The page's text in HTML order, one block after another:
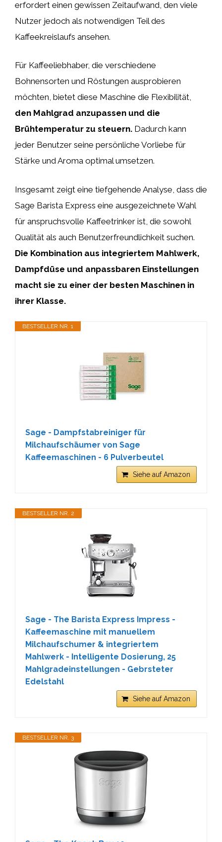
erfordert einen gewissen Zeitaufwand, den viele
Nutzer jedoch als notwendigen Teil des
Kaffeekreislaufs ansehen.
Für Kaffeeliebhaber, die verschiedene
Bohnensorten und Röstungen ausprobieren
möchten, bietet diese Maschine die Flexibilität,
den Mahlgrad anzupassen und die
Brühtemperatur zu steuern. Dadurch kann
jeder Benutzer seine persönliche Vorliebe für
Stärke und Aroma optimal umsetzen.
Insgesamt zeigt eine tiefgehende Analyse, dass die
Sage Barista Express eine ausgezeichnete Wahl
für anspruchsvolle Kaffeetrinker ist, die sowohl
Qualität als auch Benutzerfreundlichkeit suchen.
Die Kombination aus integriertem Mahlwerk,
Dampfdüse und anpassbaren Einstellungen
macht sie zu einer der besten Maschinen in
ihrer Klasse.
BESTSELLER NR. 1
Sage - Dampfstabreiniger für
Milchaufschäumer von Sage
Kaffeemaschinen - 6 Pulverbeutel
Siehe auf Amazon
BESTSELLER NR. 2
Sage - The Barista Express Impress -
Kaffeemaschine mit manuellem
Milchaufschumer & integriertem
Mahlwerk - Intelligente Dosierung, 25
Mahlgradeinstellungen - Gebrsteter
Edelstahl
Siehe auf Amazon
BESTSELLER NR. 3